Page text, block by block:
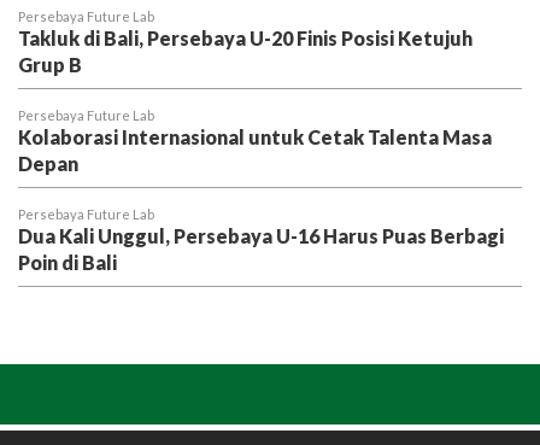
Persebaya Future Lab
Takluk di Bali, Persebaya U-20 Finis Posisi Ketujuh
Grup B
Persebaya Future Lab
Kolaborasi Internasional untuk Cetak Talenta Masa
Depan
Persebaya Future Lab
Dua Kali Unggul, Persebaya U-16 Harus Puas Berbagi
Poin di Bali